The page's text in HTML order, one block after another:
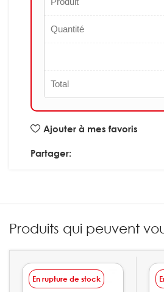
Quantité
Total
Ajouter à mes favoris
Partager:
Produits qui peuvent
En rupture de stock